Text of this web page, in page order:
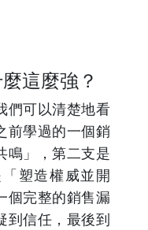
這麼強？
們可以清楚地看
前學過的一個銷
鳴」，第二支是
塑造權威並開
個完整的銷售漏
到信任，最後到